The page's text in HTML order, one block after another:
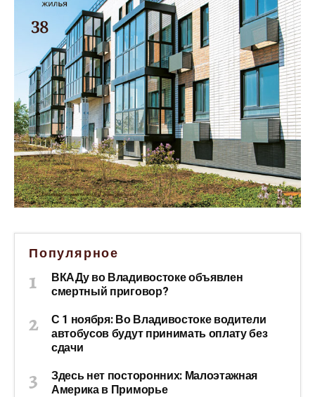
Популярное
ВКАДу во Владивостоке объявлен
смертный приговор?
С 1 ноября: Во Владивостоке водители
автобусов будут принимать оплату без
сдачи
Здесь нет посторонних: Малоэтажная
Америка в Приморье